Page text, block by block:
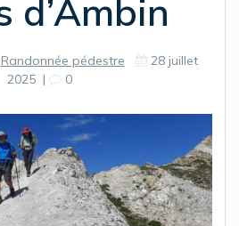
d’Ambin
Randonnée pédestre
28 juillet
2025| 0